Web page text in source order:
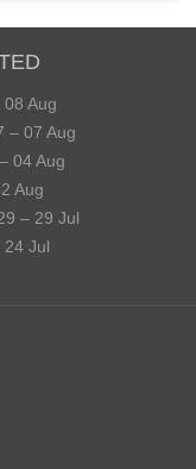
Aug
– 07 Aug
04 Aug
Aug
– 29 Jul
Jul